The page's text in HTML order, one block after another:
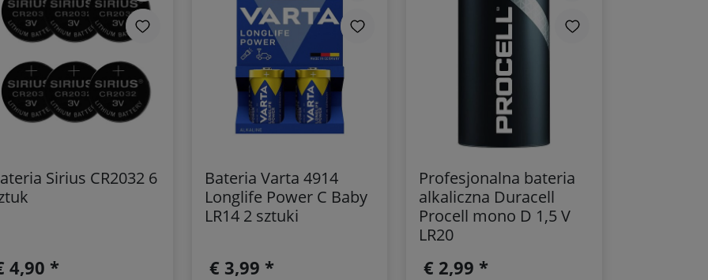
Sirius CR2032 6
4,90 *
Bateria Varta 4914
Longlife Power C Baby
LR14 2 sztuki
€ 3,99 *
Profesjonalna bateria
alkaliczna Duracell
Procell mono D 1,5 V
LR20
€ 2,99 *